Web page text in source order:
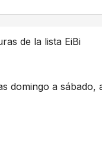
de la lista EiBi
domingo a sábado,